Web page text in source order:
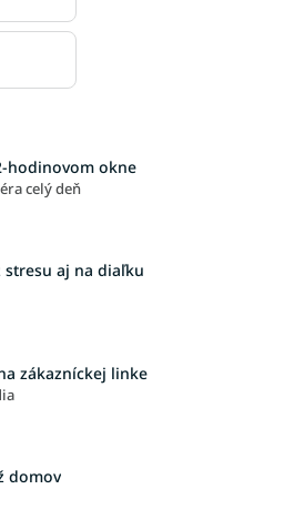
hodinovom okne
celý deň
stresu aj na diaľku
zákazníckej linke
domov